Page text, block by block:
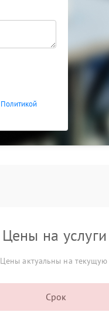
Политикой
Цены на
Цены актуальны на
Срок